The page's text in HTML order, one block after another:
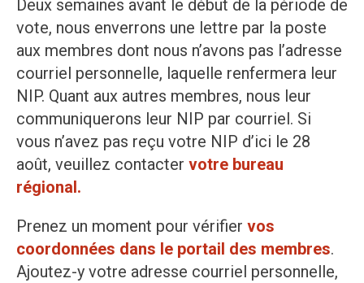
Deux semaines avant le début de la période de
vote, nous enverrons une lettre par la poste
aux membres dont nous n’avons pas l’adresse
courriel personnelle, laquelle renfermera leur
NIP. Quant aux autres membres, nous leur
communiquerons leur NIP par courriel. Si
vous n’avez pas reçu votre NIP d’ici le 28
août, veuillez contacter votre bureau
régional.
Prenez un moment pour vérifier vos
coordonnées dans le portail des membres.
Ajoutez-y votre adresse courriel personnelle,